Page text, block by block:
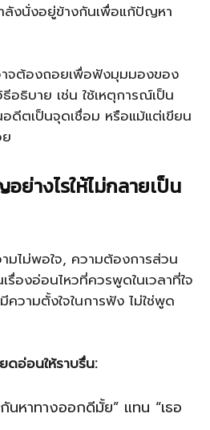
ลังนั่งอยู่ข้างกันเพื่อแก้ปัญหา
าจต้องถอยเพื่อฟังมุมมองของ
อธิบาย เช่น ใช้เหตุการณ์เป็น
ดีตเป็นจุดเชื่อม หรือแม้แต่เขียน
ย่างไรให้ไม่กลายเป็น
มไม่พอใจ, ความต้องการส่วน
องอ่อนไหวที่ควรพูดในเวลาที่ใจ
วามตั้งใจในการฟัง ไม่ใช่พูด
ดอ่อนให้ราบรื่น:
นหาทางออกดีมั้ย” แทน “เธอ